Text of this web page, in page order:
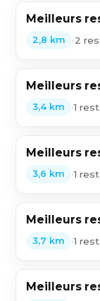
Meilleurs
2,8 km •2
Meilleurs
3,4 km •1
Meilleurs
3,6 km •1
Meilleurs
3,7 km •1
Meilleurs